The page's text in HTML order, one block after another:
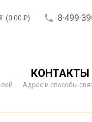
(0.00 ₽)
КОНТАКТЫ
Адрес и способы